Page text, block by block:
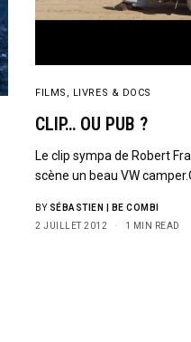
FILMS, LIVRES & DOCS
CLIP… OU PUB ?
Le clip sympa de Robert
scène un beau VW
BY SÉBASTIEN | BE COMBI
2 JUILLET 2012
1 MIN READ